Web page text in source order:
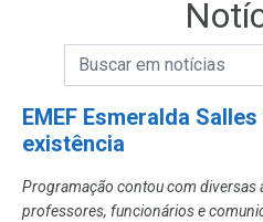
Campo de
Campo de Busca de
EMEF Esmeralda
existência
Programação contou com diversas
professores, funcionários e